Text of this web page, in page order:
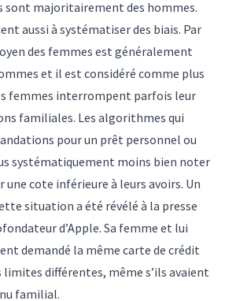
sont majoritairement des hommes.
aussi à systématiser des biais. Par
des femmes est généralement
et il est considéré comme plus
femmes interrompent parfois leur
familiales. Les algorithmes qui
pour un prêt personnel ou
systématiquement moins bien noter
une cote inférieure à leurs avoirs. Un
situation a été révélé à la presse
d’Apple. Sa femme et lui
demandé la même carte de crédit
différentes, même s’ils avaient
familial.